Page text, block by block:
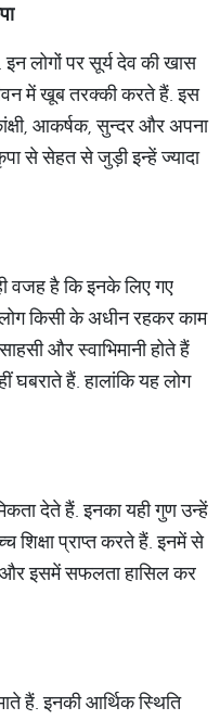
लोगों पर सूर्य देव की खास
में खूब तरक्की करते हैं. इस
आकर्षक, सुन्दर और अपना
से सेहत से जुड़ी इन्हें ज्यादा
वजह है कि इनके लिए गए
लोग किसी के अधीन रहकर काम
और स्वाभिमानी होते हैं
घबराते हैं. हालांकि यह लोग
देते हैं. इनका यही गुण उन्हें
शिक्षा प्राप्त करते हैं. इनमें से
और इसमें सफलता हासिल कर
हैं. इनकी आर्थिक स्थिति